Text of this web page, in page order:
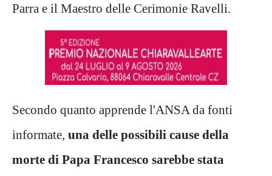
Parra e il Maestro delle Cerimonie Ravelli.
Secondo quanto apprende l'ANSA da fonti
informate, una delle possibili cause della
morte di Papa Francesco sarebbe stata